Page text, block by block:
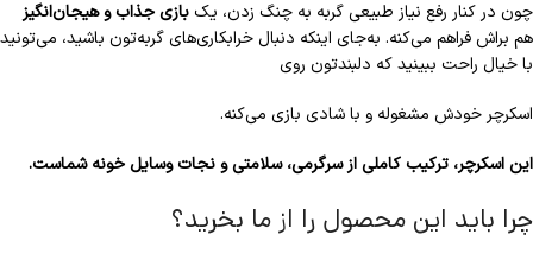
چون در کنار رفع نیاز طبیعی گربه به چنگ زدن، یک بازی جذاب و هیجان‌انگیز
هم براش فراهم می‌کنه. به‌جای اینکه دنبال خرابکاری‌های گربه‌تون باشید، می‌تونید
با خیال راحت ببینید که دلبندتون روی
اسکرچر خودش مشغوله و با شادی بازی می‌کنه.
این اسکرچر، ترکیب کاملی از سرگرمی، سلامتی و نجات وسایل خونه شماست.
چرا باید این محصول را از ما بخرید؟